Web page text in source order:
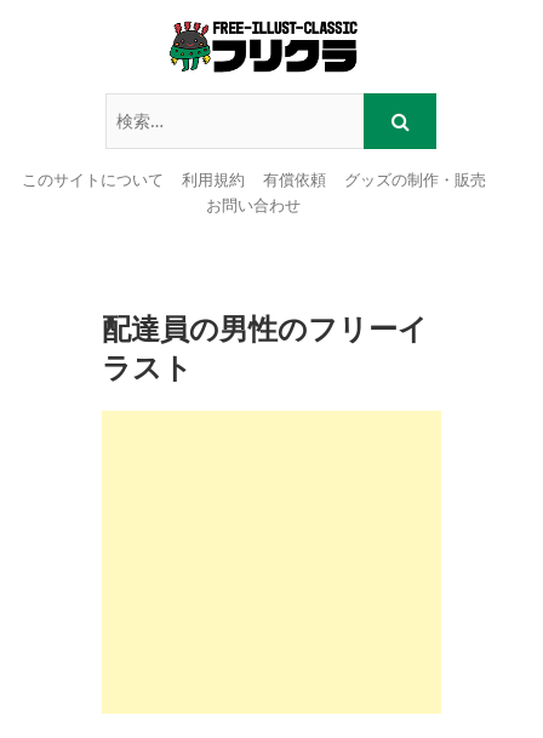
このサイトについて 利用規約 有償依頼
グッズの制作・販売
お問い合わせ
配達員の男性のフリーイ
ラスト